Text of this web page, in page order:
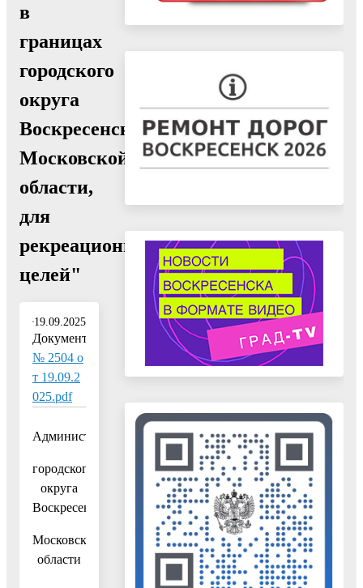
в
границах
городского
округа
Воскресенск
Московской
области,
для
рекреационных
целей"
19.09.2025
Документ:
№ 2504 о
т 19.09.2
025.pdf
Администрация
городского
округа
Воскресенск
Московской
области